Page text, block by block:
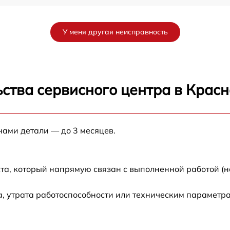
от 60 мин
от 60 мин
У меня другая неисправность
сервисного центра в
детали — до 3 месяцев.
который напрямую связан с выполненной работой
работоспособности или техническим